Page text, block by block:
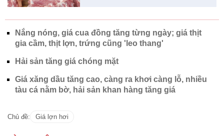
Nắng nóng, giá cua đồng tăng từng ngày; giá thịt
gia cầm, thịt lợn, trứng cũng 'leo thang'
Hải sản tăng giá chóng mặt
Giá xăng dầu tăng cao, càng ra khơi càng lỗ, nhiều
tàu cá nằm bờ, hải sản khan hàng tăng giá
Chủ đề: Giá lợn hơi